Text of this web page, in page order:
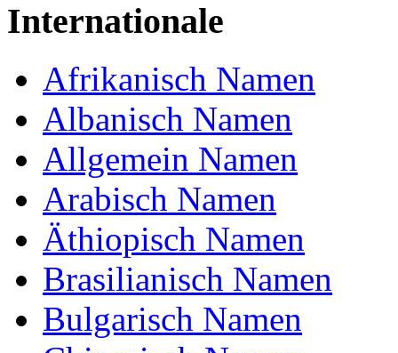
Wilderich Name Statistics
Farbe:Blue
Länge: 9
Brief-Analyse:
Analyse für jeden Buchstaben;
W : Praktisch
I : Verrückt
L : Healthy
D : Gehorsam
E : Logisch
R : Träumer
I : Verrückt
C : Obedient
H : Nachdenklich
Was ist die Numerologie von
Internationale
Afrikanisch Namen
Albanisch Namen
Allgemein Namen
Arabisch Namen
Äthiopisch Namen
Brasilianisch Namen
Bulgarisch Namen